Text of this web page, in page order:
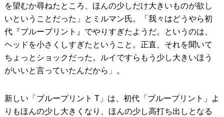
を望むか尋ねたところ、ほんの少しだけ大きいものが欲し
いということだった」とミルマン氏。「我々はどうやら初
代『ブループリント』でやりすぎたようだ。というのは、
ヘッドを小さくしすぎたということ。正直、それを聞いて
ちょっとショックだった。ルイですらもう少し大きいほう
がいいと言っていたんだから」。
新しい「ブループリント T」は、初代「ブループリント」よ
りもほんの少し大きくなり、ほんの少し高打ち出しとなる